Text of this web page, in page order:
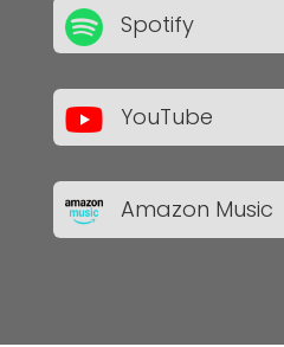
Spotify
YouTube
Amazon Music